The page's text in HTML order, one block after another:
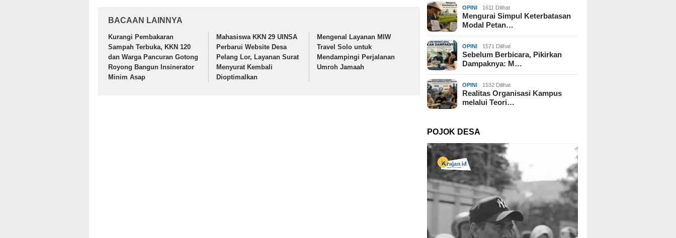
BACAAN LAINNYA
Kurangi Pembakaran
Sampah Terbuka, KKN 120
dan Warga Pancuran Gotong
Royong Bangun Insinerator
Minim Asap
Mahasiswa KKN 29 UINSA
Perbarui Website Desa
Pelang Lor, Layanan Surat
Menyurat Kembali
Dioptimalkan
Mengenal Layanan MIW
Travel Solo untuk
Mendampingi Perjalanan
Umroh Jamaah
OPINI 1611 Dilihat
Mengurai Simpul Keterbatasan
Modal Petan…
OPINI 1571 Dilihat
Sebelum Berbicara, Pikirkan
Dampaknya: M…
OPINI 1532 Dilihat
Realitas Organisasi Kampus
melalui Teori…
POJOK DESA